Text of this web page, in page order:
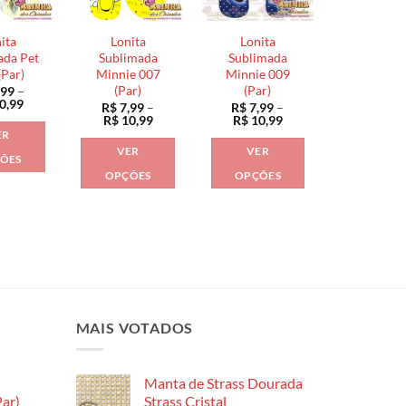
podem
ser
podem
ser
escolhidas
na
página
do
produto
opções
ser
escolhidas
na
página
produto
Pet
–
Faixa
Lonita
Sublimada
Minnie 007
(Par)
R$7,99 –
R$10,99Faixa
VER
OPÇÕES
opções
escolhidas
Lonita
Sublimada
Minnie 009
(Par)
R$7,99 –
R$10,99Faixa
VER
OPÇÕES
escolhidas
MAIS VOTADOS
Manta de Strass Dourada
Strass Cristal